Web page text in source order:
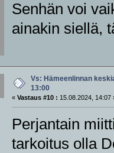
Senhän voi
ainakin siellä,
Vs: Hämeenlinnan
13:00
« Vastaus #10 : 15.08.2024, 14:07
Perjantain
tarkoitus olla